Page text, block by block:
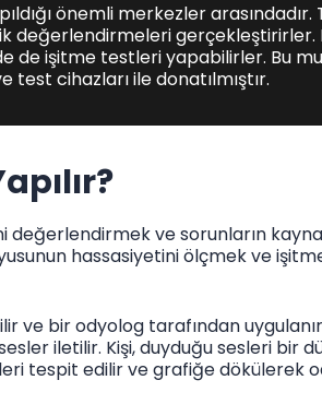
önemli merkezler arasındadır.
gerçekleştirirler.
de işitme testleri yapabilirler. Bu
cihazları ile donatılmıştır.
değerlendirmek ve sorunların
hassasiyetini ölçmek ve
bir odyolog tarafından
iletilir. Kişi, duyduğu sesleri bir
tespit edilir ve grafiğe dökülerek